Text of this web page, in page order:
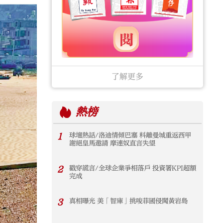
了解更多
熱榜
1
球壇熱話/洛迪情傾巴塞 料離曼城重返西甲
謝絕皇馬邀請 摩連奴直言失望
2
戳穿謊言/全球企業爭相落戶 投資署KPI超額
完成
3 真相曝光 美「智庫」挑唆菲國侵闖黃岩島